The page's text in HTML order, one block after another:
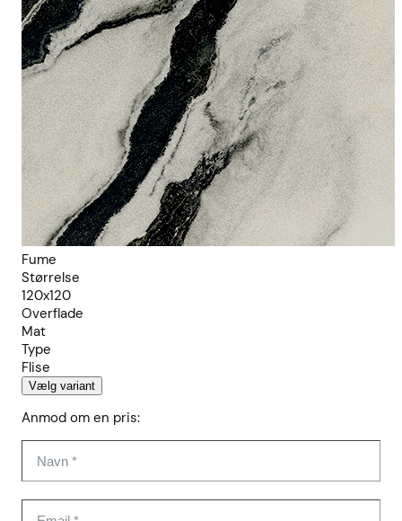
Fume
Størrelse
120x120
Overflade
Mat
Type
Flise
Vælg variant
Anmod om en pris: